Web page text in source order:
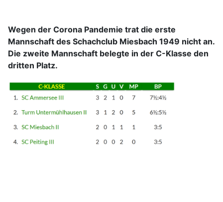
Wegen der Corona Pandemie trat die erste
Mannschaft des Schachclub Miesbach 1949 nicht an.
Die zweite Mannschaft belegte in der C-Klasse den
dritten Platz.